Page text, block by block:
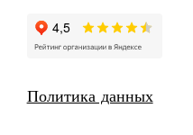
Политика данных